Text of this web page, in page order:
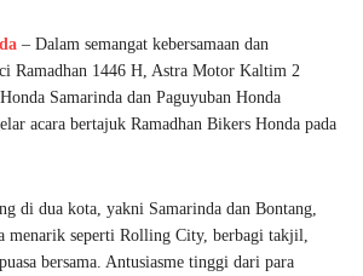
– Dalam semangat kebersamaan dan
Ramadhan 1446 H, Astra Motor Kaltim 2
Samarinda dan Paguyuban Honda
acara bertajuk Ramadhan Bikers Honda pada
di dua kota, yakni Samarinda dan Bontang,
menarik seperti Rolling City, berbagi takjil,
bersama. Antusiasme tinggi dari para